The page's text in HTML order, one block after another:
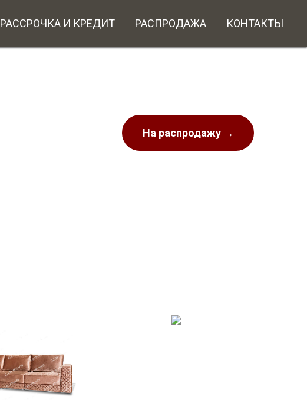
РАССРОЧКА И КРЕДИТ РАСПРОДАЖА КОНТАКТЫ
На распродажу →